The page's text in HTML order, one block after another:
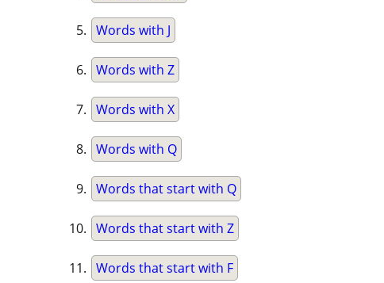
Words with J
Words with Z
Words with X
Words with Q
Words that start with Q
Words that start with Z
Words that start with F